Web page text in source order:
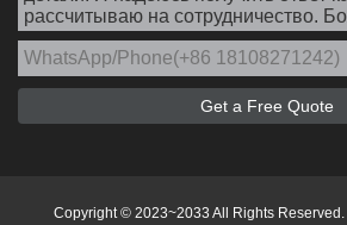
Copyright © 2023~2033 All Rights Reserved.